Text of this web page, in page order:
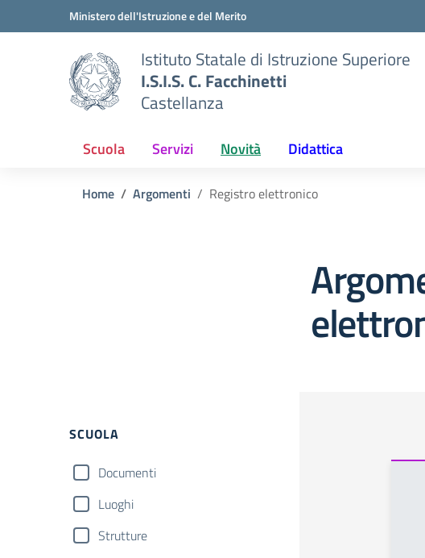
Vai ai contenuti
Vai al menu di navigazioneMinistero dell'Istruzione e del Merito
Istituto Statale di Istruzione Superiore
I.S.I.S. C. Facchinetti
Castellanza
Scuola Servizi Novità Didattica
Home Argomenti Registro elettronico
SCUOLA
Documenti
Luoghi
Strutture